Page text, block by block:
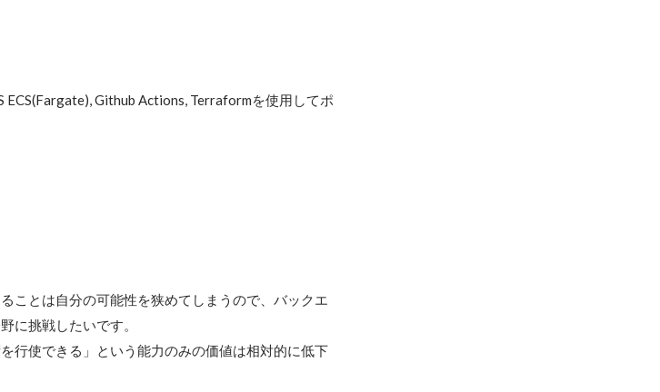
ECS(Fargate), Github Actions, Terraformを使用してポ
ことは自分の可能性を狭めてしまうので、バックエ
に挑戦したいです。
行使できる」という能力のみの価値は相対的に低下